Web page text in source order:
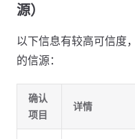
源）
以下信息有较高可信度
的信源：
确认
项目
详情